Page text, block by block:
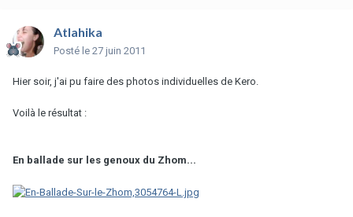
Atlahika
Posté le 27 juin 2011
Hier soir, j'ai pu faire des photos individuelles de Kero.
Voilà le résultat :
En ballade sur les genoux du Zhom...